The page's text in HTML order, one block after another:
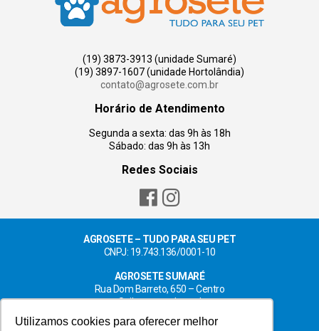
Utilizamos cookies para oferecer melhor
(19) 3873-3913 (unidade Sumaré)
(19) 3897-1607 (unidade Hortolândia)
contato@agrosete.com.br
Horário de Atendimento
Segunda a sexta: das 9h às 18h
Sábado: das 9h às 13h
Redes Sociais
AGROSETE – TUDO PARA SEU PET
CNPJ: 19.743.136/0001-10
AGROSETE SUMARÉ
Rua Dom Barreto, 650 – Centro
Saiba como chegar!
AGROSETE HORTOLÂNDIA